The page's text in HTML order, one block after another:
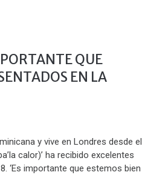
QUE
EN LA
y vive en Londres desde el
calor)’ ha recibido excelentes
‘Es importante que estemos bien